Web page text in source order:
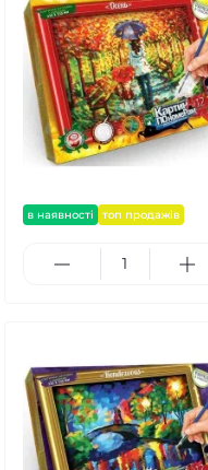
в наявності топ продажів